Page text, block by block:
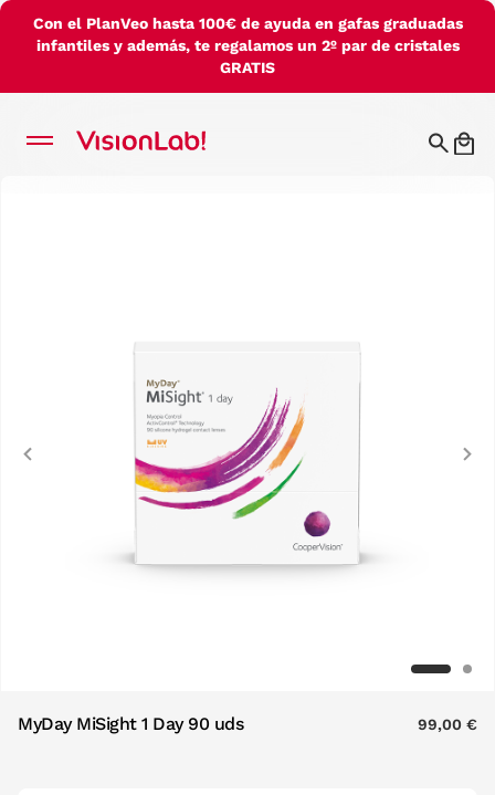
Con el PlanVeo hasta 100€ de ayuda en gafas graduadas
infantiles y además, te regalamos un 2º par de cristales
GRATIS
Previous
MyDay MiSight 1 Day 90 uds 99,00 €